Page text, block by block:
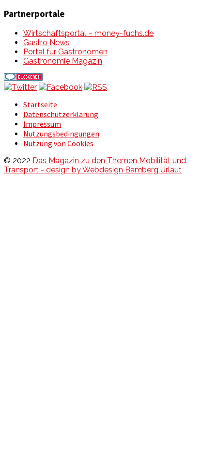
Partnerportale
Wirtschaftsportal – money-fuchs.de
Gastro News
Portal für Gastronomen
Gastronomie Magazin
Startseite
Datenschutzerklärung
Impressum
Nutzungsbedingungen
Nutzung von Cookies
© 2022 Das Magazin zu den Themen Mobilität und
Transport - design by Webdesign Bamberg Urlaut